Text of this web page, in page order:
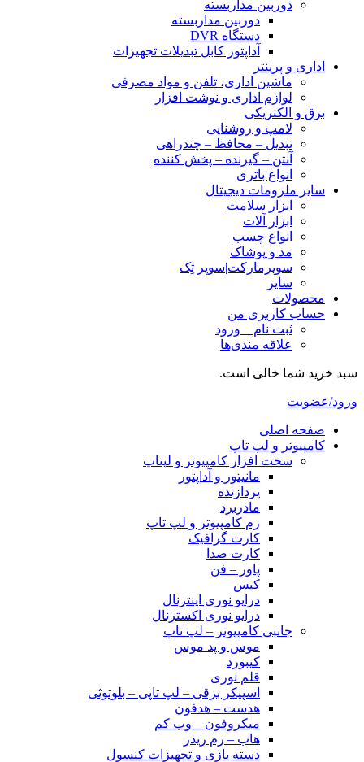
دوربین مداربسته
دوربین مداربسته
دستگاه DVR
آداپتور کابل تبدیلات تجهیزات
اداری و پرینتر
ماشین اداری، تلفن و مواد مصرفی
لوازم اداری و نوشت افزار
برق و الکتریکی
لامپ و روشنایی
تبدیل – محافظ – چندراهی
آنتن – گیرنده – پخش کننده
انواع باتری
سایر ملزومات دیجیتال
ابزار سلامت
ابزار آلات
انواع چسب
مد و پوشاک
سوپرمارکت|سوپر تِک
سایر
محصولات
حساب کاربری من
ثبت نام _ ورود
علاقه مندی‌ها
سبد خرید شما خالی است.
ورود/عضویت
صفحه اصلی
کامپیوتر و‌‌‌‌‌ لپ تاپ
سخت افزار کامپیوتر و لپتاپ
مانیتور و آداپتور
پردازنده
مادربرد
رم کامپیوتر و لپ تاپ
کارت گرافیک
کارت صدا
پاور – فن
کیس
درایو نوری اینترنال
درایو نوری اکسترنال
جانبی کامپیوتر – لپ تاپ
موس و پد موس
کیبورد
قلم نوری
اسپیکر برقی – لپ تاپی – بلوتوثی
هدست – هدفون
میکروفون – وب کم
هاب – رم ریدر
دسته بازی و تجهیزات کنسول